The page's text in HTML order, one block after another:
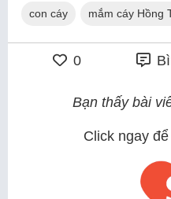
con cáy mắm cáy Hồng
0
Bạn thấy bài
Click ngay